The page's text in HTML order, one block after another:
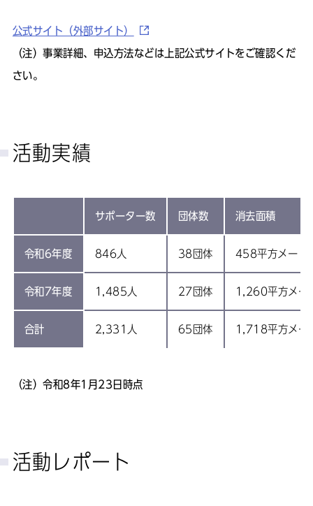
公式サイト（外部サイト）
（注）事業詳細、申込方法などは上記公式サイトをご確認くだ
さい。
活動実績
サポーター数 団体数 消去面積
令和6年度 846人 38団体 458平方メート
令和7年度 1,485人 27団体 1,260平方メー
合計 2,331人 65団体 1,718平方メー
（注）令和8年1月23日時点
活動レポート